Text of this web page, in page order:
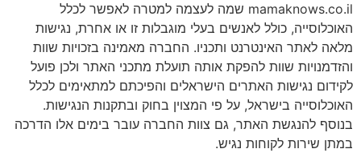
mamaknows.co.il שמה לעצמה למטרה לאפשר לכלל
האוכלוסייה, כולל לאנשים בעלי מוגבלות זו או אחרת, נגישות
מלאה לאתר האינטרנט ותכניו. החברה מאמינה בזכויות שוות
והזדמנויות שוות להפקת אותה תועלת מתכני האתר ולכן פועל
לקידום נגישות האתרים הישראלים והפיכתם למתאימים לכלל
האוכלוסייה בישראל, על פי המצוין בחוק ובתקנות הנגישות.
בנוסף להנגשת האתר, גם צוות החברה עובר בימים אלו הדרכה
במתן שירות לקוחות נגיש.